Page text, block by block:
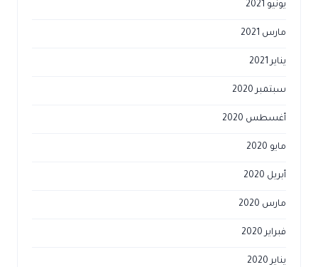
يونيو 2021
مارس 2021
يناير 2021
سبتمبر 2020
أغسطس 2020
مايو 2020
أبريل 2020
مارس 2020
فبراير 2020
يناير 2020